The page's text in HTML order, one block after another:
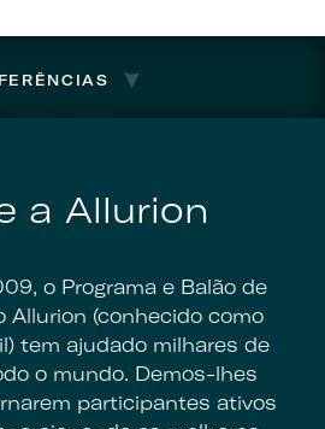
a Allurion
o Programa e Balão de
Allurion (conhecido como
tem ajudado milhares de
o mundo. Demos-lhes
participantes ativos